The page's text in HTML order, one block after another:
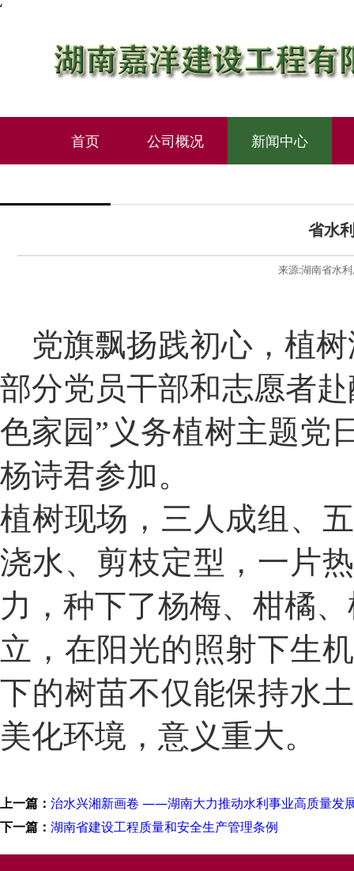
‘
首页 公司概况 新闻中心
省水
来源:湖南省水
党旗飘扬践初心 ， 植
部分党员干部和志愿者
色家园”义务植树主题党
杨诗君参加。
植树现场， 三人成组、
浇水、剪枝定型，一片
力，种下了杨梅、柑橘
立，在阳光的照射下生
下的树苗不仅能保持水
美化环境，意义重大。
上一篇： 治水兴湘新画卷 ——湖南大力推动水利事业高质量发
下一篇： 湖南省建设工程质量和安全生产管理条例